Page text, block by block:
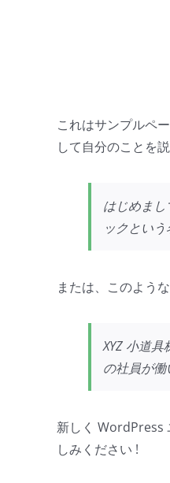
これはサンプルペ
して自分のことを
はじめま
ックとい
または、このよう
XYZ 小道
の社員が働
新しく WordPress
しみください !